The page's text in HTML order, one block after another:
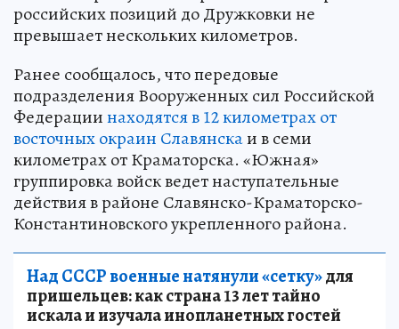
российских позиций до Дружковки не
превышает нескольких километров.
Ранее сообщалось, что передовые
подразделения Вооруженных сил Российской
Федерациинаходятся в 12 километрах от
восточных окраин Славянскаи в семи
километрах от Краматорска. «Южная»
группировка войск ведет наступательные
действия в районе Славянско-Краматорско-
Константиновского укрепленного района.
Над СССР военные натянули «сетку»для
пришельцев: как страна 13 лет тайно
искала и изучала инопланетных гостей